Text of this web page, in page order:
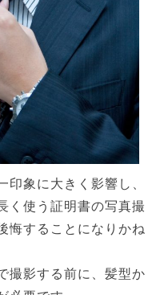
印象に大きく影響し、
く使う証明書の写真撮
悔することになりかね
撮影する前に、髪型か